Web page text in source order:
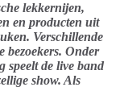
lekkernijen,
en producten uit
Verschillende
bezoekers. Onder
speelt de live band
show. Als